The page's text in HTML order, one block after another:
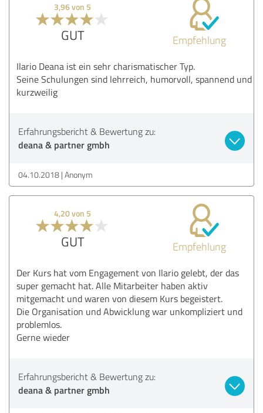
3,96 von 5
GUT Empfehlung
Ilario Deana ist ein sehr charismatischer Typ.
Seine Schulungen sind lehrreich, humorvoll, spannend und
kurzweilig
Erfahrungsbericht & Bewertung zu:
deana & partner gmbh
04.10.2018 Anonym
4,20 von 5
GUT Empfehlung
Der Kurs hat vom Engagement von Ilario gelebt, der das
super gemacht hat. Alle Mitarbeiter haben aktiv
mitgemacht und waren von diesem Kurs begeistert.
Die Organisation und Abwicklung war unkompliziert und
problemlos.
Gerne wieder
Erfahrungsbericht & Bewertung zu:
deana & partner gmbh